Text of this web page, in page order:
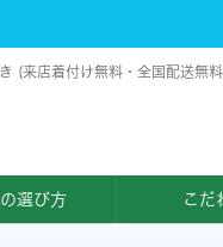
(来店着付け無料・全国配送無
選び方 こだ